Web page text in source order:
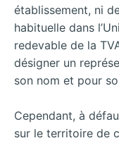
établissement, ni
habituelle dans
redevable de la
désigner un
son nom et pour
Cependant, à
sur le territoire de